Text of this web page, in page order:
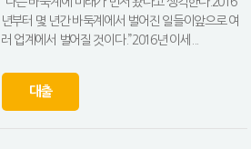
년부터 몇 년간 바둑계에서 벌어진 일들이앞으로 여
러 업계에서 벌어질 것이다.”2016년 이세...
대출